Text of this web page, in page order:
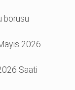
borusu
2026
Saati